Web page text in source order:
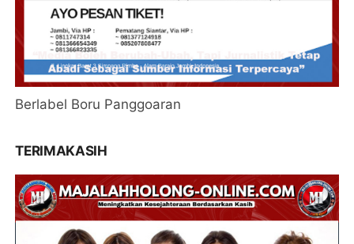
Berlabel Boru Panggoaran
TERIMAKASIH